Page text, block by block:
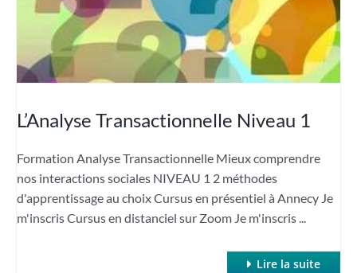
L’Analyse Transactionnelle Niveau 1
Formation Analyse Transactionnelle Mieux comprendre
nos interactions sociales NIVEAU 1 2 méthodes
d'apprentissage au choix Cursus en présentiel à Annecy Je
m'inscris Cursus en distanciel sur Zoom Je m'inscris ...
Lire la suite